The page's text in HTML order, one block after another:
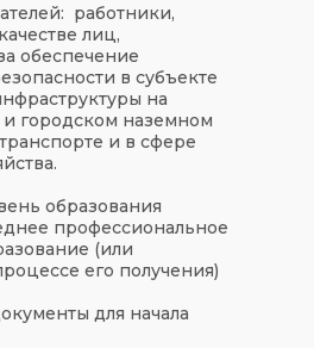
работники,
лиц,
обеспечение
в субъекте
на
городском наземном
и в сфере
образования
профессиональное
(или
его получения)
для начала